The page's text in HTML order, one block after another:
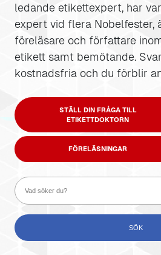
ledande etikettexpert, har
expert vid flera Nobelfester,
föreläsare och författare
etikett samt bemötande.
kostnadsfria och du förblir
STÄLL DIN FRÅGA TILL
ETIKETTDOKTORN
FÖRELÄSNINGAR